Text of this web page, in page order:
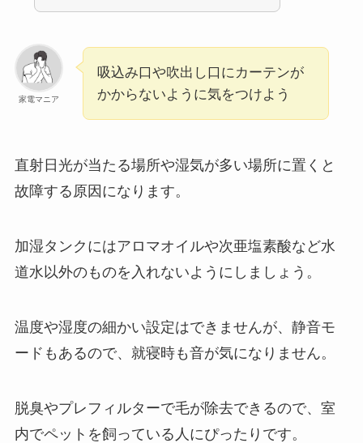
家電マニア
吸込み口や吹出し口にカーテンが
かからないように気をつけよう
直射日光が当たる場所や湿気が多い場所に置くと
故障する原因になります。
加湿タンクにはアロマオイルや次亜塩素酸など水
道水以外のものを入れないようにしましょう。
温度や湿度の細かい設定はできませんが、静音モ
ードもあるので、就寝時も音が気になりません。
脱臭やプレフィルターで毛が除去できるので、室
内でペットを飼っている人にぴったりです。